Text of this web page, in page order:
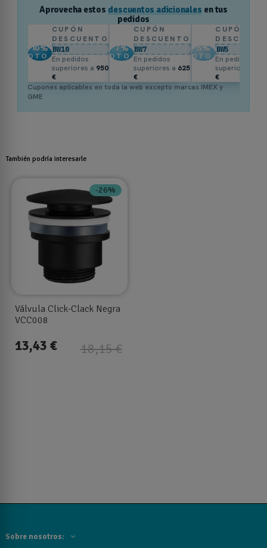
Aprovecha estos descuentos adicionales en tus
pedidos
10%
DTO.
CUPÓN
DESCUENTO
BW10
En pedidos
superiores a 950
€
7%
DTO.
CUPÓN
DESCUENTO
BW7
En pedidos
superiores a 625
€
5%
DTO.
CUPÓN
BW5
En pedidos
superiores a
€
Cupones aplicables en toda la web excepto marcas IMEX y
GME
También podría interesarle
-26%
Válvula Click-Clack Negra
VCC008
18,15 €
13,43 €
Sobre nosotros: